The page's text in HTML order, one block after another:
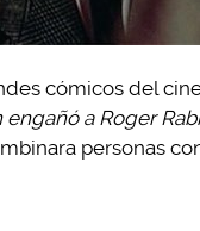
cómicos del
engañó a Roger
personas